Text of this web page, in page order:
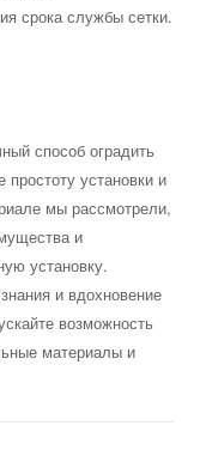
срока службы сетки.
способ оградить
установки и
мы рассмотрели,
и
установку.
и вдохновение
возможность
материалы и